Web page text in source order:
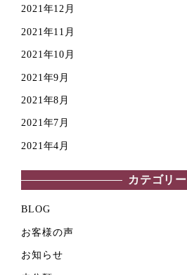
2021年12月
2021年11月
2021年10月
2021年9月
2021年8月
2021年7月
2021年4月
カテゴリー
BLOG
お客様の声
お知らせ